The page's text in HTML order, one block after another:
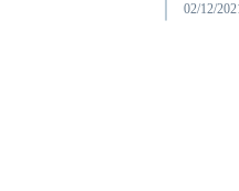
02/12/